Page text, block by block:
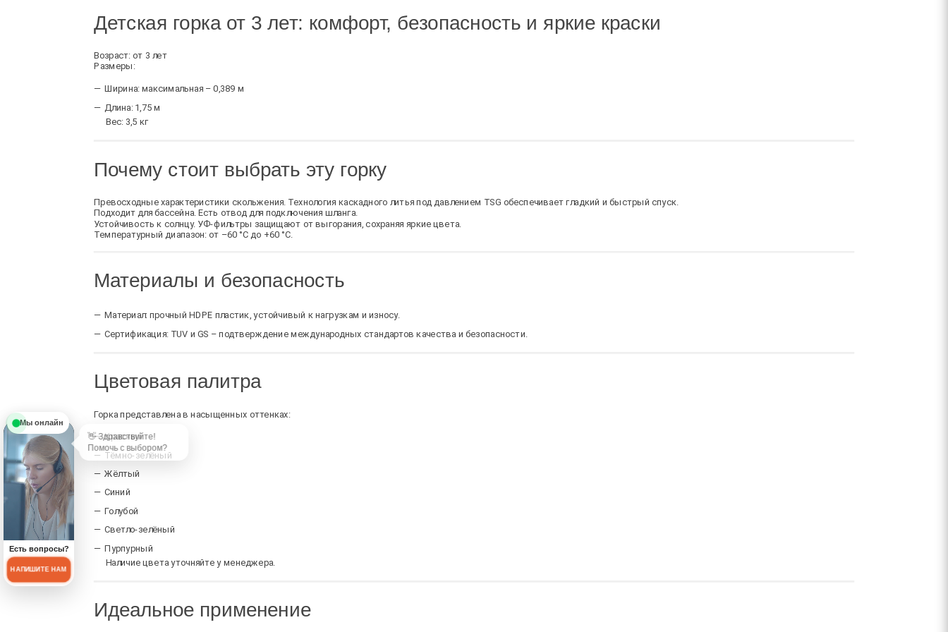
Детская горка от 3 лет: комфорт, безопасность и яркие краски
Возраст: от 3 лет
Размеры:
Ширина: максимальная – 0,389 м
Длина: 1,75 м
Вес: 3,5 кг
Почему стоит выбрать эту горку
Превосходные характеристики скольжения. Технология каскадного литья под давлением TSG обеспечивает гладкий и быстрый спуск.
Подходит для бассейна. Есть отвод для подключения шланга.
Устойчивость к солнцу. УФ-фильтры защищают от выгорания, сохраняя яркие цвета.
Температурный диапазон: от –60 °C до +60 °C.
Материалы и безопасность
Материал: прочный HDPE пластик, устойчивый к нагрузкам и износу.
Сертификация: TUV и GS – подтверждение международных стандартов качества и безопасности.
Цветовая палитра
Горка представлена в насыщенных оттенках:
Красный
Тёмно-зелёный
Жёлтый
Синий
Голубой
Светло-зелёный
Пурпурный
Наличие цвета уточняйте у менеджера.
Идеальное применение
Мы онлайн
Есть вопросы?
НАПИШИТЕ НАМ